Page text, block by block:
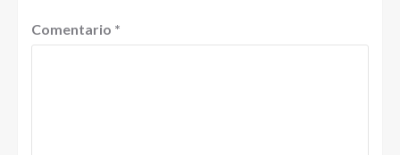
Comentario *